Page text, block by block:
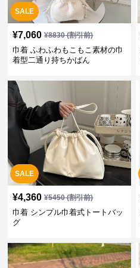
SALE
¥7,060 ¥8830(割引前)
巾着 ふわふわもこもこ素材の巾
着型二通り持ちかばん
SALE
¥4,360 ¥5450(割引前)
巾着 シンプル巾着式トートバッ
グ